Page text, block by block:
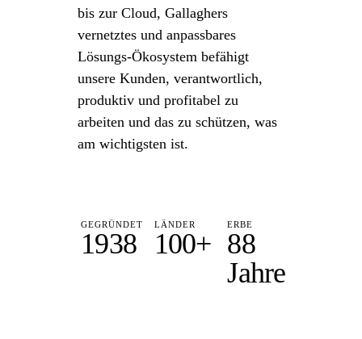
bis zur Cloud, Gallaghers
vernetztes und anpassbares
Lösungs-Ökosystem befähigt
unsere Kunden, verantwortlich,
produktiv und profitabel zu
arbeiten und das zu schützen, was
am wichtigsten ist.
GEGRÜNDET
1938
LÄNDER
100+
ERBE
88
Jahre